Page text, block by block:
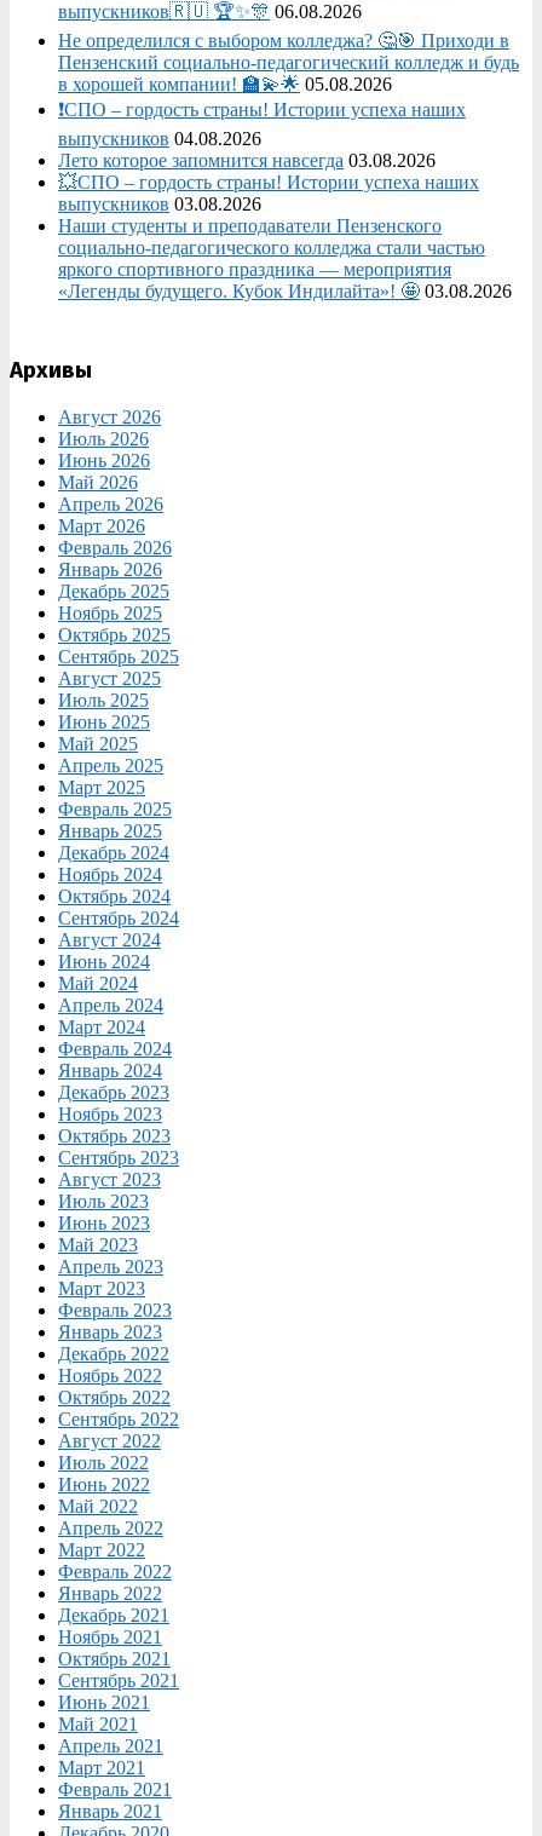
выпускников🇷🇺 🏆✨🎊 06.08.2026
Не определился с выбором колледжа? 🤔🎯 Приходи в
Пензенский социально-педагогический колледж и будь
в хорошей компании! 🏫💫🌟 05.08.2026
❗СПО – гордость страны! Истории успеха наших
выпускников 04.08.2026
Лето которое запомнится навсегда 03.08.2026
💥СПО – гордость страны! Истории успеха наших
выпускников 03.08.2026
Наши студенты и преподаватели Пензенского
социально‑педагогического колледжа стали частью
яркого спортивного праздника — мероприятия
«Легенды будущего. Кубок Индилайта»! 🤩 03.08.2026
Архивы
Август 2026
Июль 2026
Июнь 2026
Май 2026
Апрель 2026
Март 2026
Февраль 2026
Январь 2026
Декабрь 2025
Ноябрь 2025
Октябрь 2025
Сентябрь 2025
Август 2025
Июль 2025
Июнь 2025
Май 2025
Апрель 2025
Март 2025
Февраль 2025
Январь 2025
Декабрь 2024
Ноябрь 2024
Октябрь 2024
Сентябрь 2024
Август 2024
Июнь 2024
Май 2024
Апрель 2024
Март 2024
Февраль 2024
Январь 2024
Декабрь 2023
Ноябрь 2023
Октябрь 2023
Сентябрь 2023
Август 2023
Июль 2023
Июнь 2023
Май 2023
Апрель 2023
Март 2023
Февраль 2023
Январь 2023
Декабрь 2022
Ноябрь 2022
Октябрь 2022
Сентябрь 2022
Август 2022
Июль 2022
Июнь 2022
Май 2022
Апрель 2022
Март 2022
Февраль 2022
Январь 2022
Декабрь 2021
Ноябрь 2021
Октябрь 2021
Сентябрь 2021
Июнь 2021
Май 2021
Апрель 2021
Март 2021
Февраль 2021
Январь 2021